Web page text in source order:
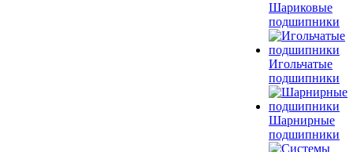
Шариковые
подшипники
Игольчатые
подшипники
Шарнирные
подшипники